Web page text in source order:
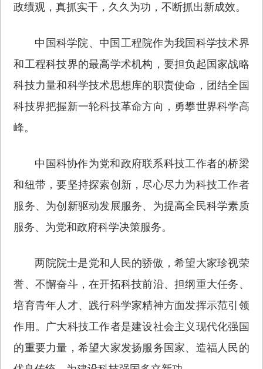
政绩观，真抓实干，久久为功，不断抓出新成效。
中国科学院、中国工程院作为我国科学技术界
和工程科技界的最高学术机构，要担负起国家战略
科技力量和科学技术思想库的职责使命，团结全国
科技界把握新一轮科技革命方向，勇攀世界科学高
峰。
中国科协作为党和政府联系科技工作者的桥梁
和纽带，要坚持探索创新，尽心尽力为科技工作者
服务、为创新驱动发展服务、为提高全民科学素质
服务、为党和政府科学决策服务。
两院院士是党和人民的骄傲，希望大家珍视荣
誉、不懈奋斗，在开拓科技前沿、担纲重大任务、
培育青年人才、践行科学家精神方面发挥示范引领
作用。广大科技工作者是建设社会主义现代化强国
的重要力量，希望大家发扬服务国家、造福人民的